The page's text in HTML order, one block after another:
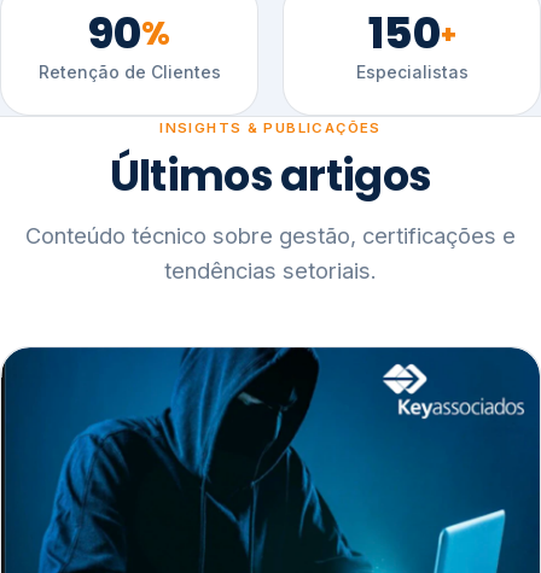
90%
Retenção de Clientes
150+
Especialistas
INSIGHTS & PUBLICAÇÕES
Últimos artigos
Conteúdo técnico sobre gestão, certificações e
tendências setoriais.